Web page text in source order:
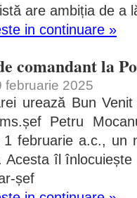
are ambiția de a
in continuare »
comandant la
februarie 2025
urează Bun
Petru
februarie a.c., un
Acesta îl
șef